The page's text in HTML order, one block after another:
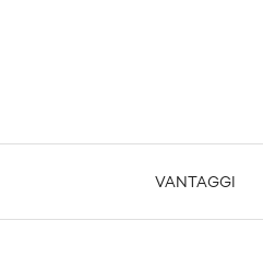
VANTAGGI